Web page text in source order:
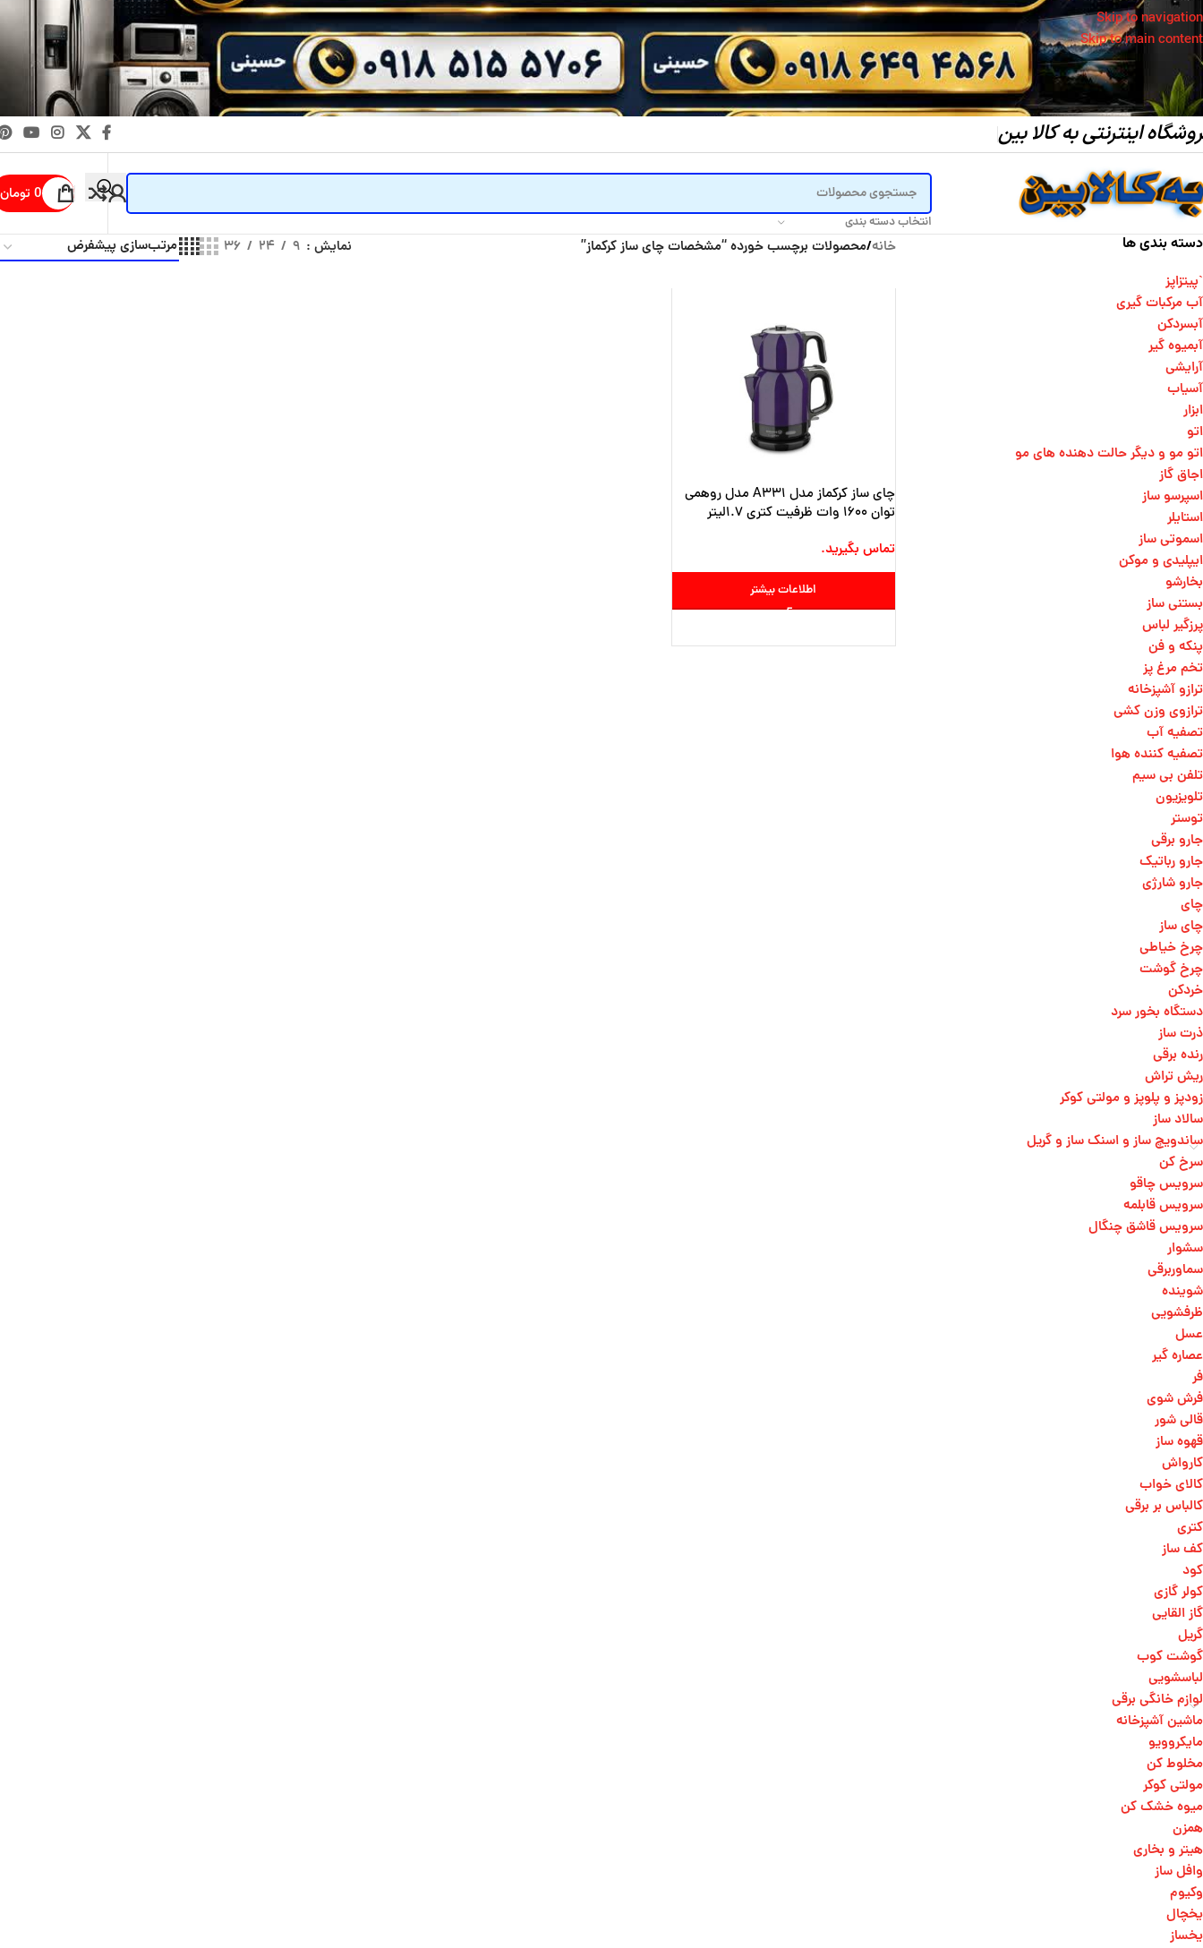
Skip to navigation
Skip to main content
اینترنتی به کالا بین
انتخاب دسته بندی
0 تومان
دسته بندی ها
`پیتزاپز
آب مرکبات گیری
آبسردکن
آبمیوه گیر
آرایشی
آسیاب
ابزار
اتو
اتو مو و دیگر حالت دهنده های مو​
اجاق گاز
اسپرسو ساز
استایلر
اسموتی ساز
ایپلیدی و موکن
بخارشو
بستنی ساز
پرزگیر لباس
پنکه و فن
تخم مرغ پز
ترازو آشپزخانه
ترازوی وزن کشی​
تصفیه آب
تصفیه کننده هوا
تلفن بی سیم
تلویزیون
توستر
جارو برقی
جارو رباتیک
جارو شارژی
چای
چای ساز
چرخ خیاطی
چرخ گوشت
خردکن
دستگاه بخور سرد
ذرت ساز
رنده برقی
ریش تراش
زودپز و پلوپز و مولتی کوکر
سالاد ساز
ساندویچ ساز و اسنک ساز و گریل
سرخ کن
سرویس چاقو
سرویس قابلمه
سرویس قاشق چنگال
سشوار
سماوربرقی
شوینده
ظرفشویی
عسل
عصاره گیر
فر
فرش شوی
قالی شور
قهوه ساز
کارواش
کالای خواب
کالباس بر برقی
کتری
کف ساز
کود
کولر گازی
گاز القایی
گریل
گوشت کوب
لباسشویی
لوازم خانگی برقی
ماشین آشپزخانه
مایکروویو
مخلوط کن
مولتی کوکر
میوه خشک کن
همزن
هیتر و بخاری
وافل ساز
وکیوم
یخچال
یخساز
خانه/محصولات برچسب خورده “مشخصات چای ساز کرکماز” نمایش ۹ ۲۴ ۳۶
چای ساز کرکماز مدل A331 مدل روهمی
توان 1600 وات ظرفیت کتری 1.7لیتر
تماس بگیرید.
اطلاعات بیشتر